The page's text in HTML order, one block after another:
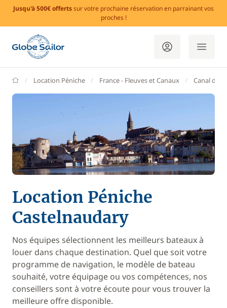
Jusqu'à 500€ offertssur votre prochaine réservation en parrainant vos
proches !
GlobeSailor
Location Péniche France - Fleuves et Canaux Canal du
Location Péniche
Castelnaudary
Nos équipes sélectionnent les meilleurs bateaux à
louer dans chaque destination. Quel que soit votre
programme de navigation, le modèle de bateau
souhaité, votre équipage ou vos compétences, nos
conseillers sont à votre écoute pour vous trouver la
meilleure offre disponible.